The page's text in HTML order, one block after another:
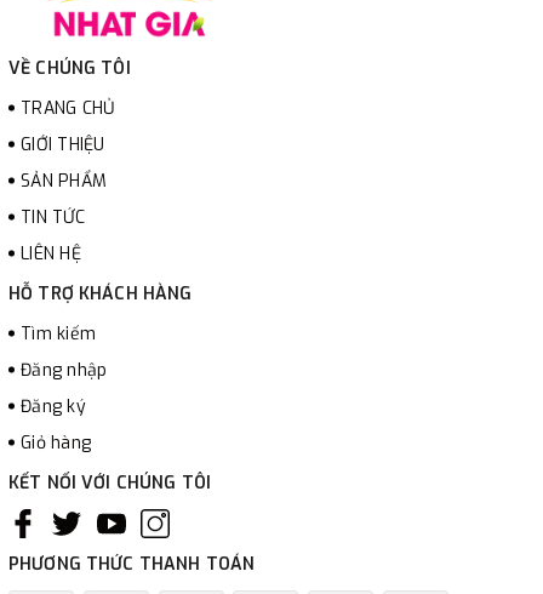
VỀ CHÚNG TÔI
TRANG CHỦ
GIỚI THIỆU
SẢN PHẨM
TIN TỨC
LIÊN HỆ
HỖ TRỢ KHÁCH HÀNG
Tìm kiếm
Đăng nhập
Đăng ký
Giỏ hàng
KẾT NỐI VỚI CHÚNG TÔI
PHƯƠNG THỨC THANH TOÁN